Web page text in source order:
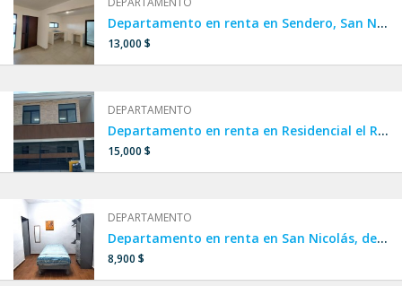
Departamento en renta en Sendero, San Nicolás
13,000 $
DEPARTAMENTO
Departamento en renta en Residencial el Roble, San Nicolás
15,000 $
DEPARTAMENTO
Departamento en renta en San Nicolás, departamento cerca de UANL.
8,900 $